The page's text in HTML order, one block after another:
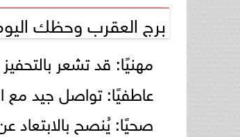
برج العقرب وحظك اليوم السبت
مهنيًا: قد تشعر
عاطفيًا: تواصل جيد مع
صحيًا: يُنصح بالابتعاد